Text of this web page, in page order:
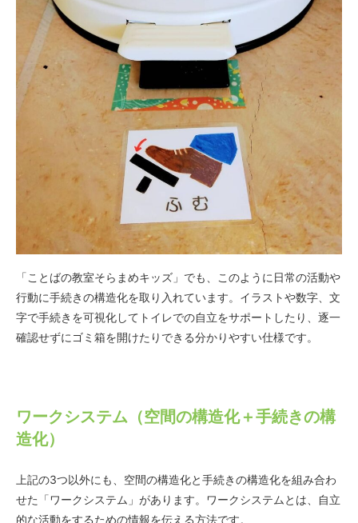
「ことばの教室そらまめキッズ」でも、このように日常の活動や
行動に手続きの構造化を取り入れています。イラストや数字、文
字で手続きを可視化してトイレでの自立をサポートしたり、逐一
確認せずにゴミ箱を開けたりできる分かりやすい仕様です。
ワークシステム（空間の構造化＋手続きの構
造化）
上記の3つ以外にも、空間の構造化と手続きの構造化を組み合わ
せた「ワークシステム」があります。ワークシステムとは、自立
的な活動をするための情報を伝える方法です。